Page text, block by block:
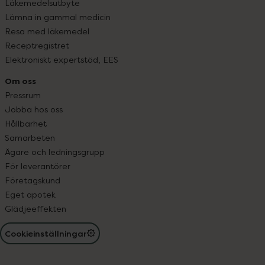
Läkemedelsutbyte
Lämna in gammal medicin
Resa med läkemedel
Receptregistret
Elektroniskt expertstöd, EES
Om oss
Pressrum
Jobba hos oss
Hållbarhet
Samarbeten
Ägare och ledningsgrupp
För leverantörer
Företagskund
Eget apotek
Glädjeeffekten
Cookieinställningar